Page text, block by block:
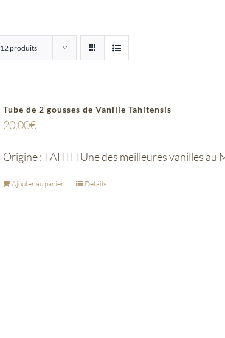
12 produits
Tube de 2 gousses de Vanille Tahitensis
20,00€
Origine : TAHITI Une des meilleures vanilles au
Ajouter au panier Détails